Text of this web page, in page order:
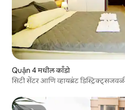
Quận 4 मधील काँडो
सिटी सेंटर आणि व्हायब्रंट